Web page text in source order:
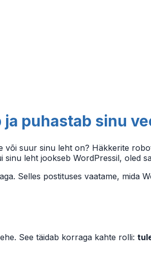
puhastab sinu
suur sinu leht on? Häkkerite
leht jookseb WordPressil, oled
Selles postituses vaatame, mida
See täidab korraga kahte rolli: